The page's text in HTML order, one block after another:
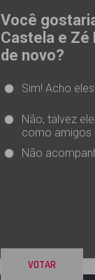
Você
Castela e Zé
de novo?
Sim! Acho
Não, talvez
como amigos
Não
VOTAR